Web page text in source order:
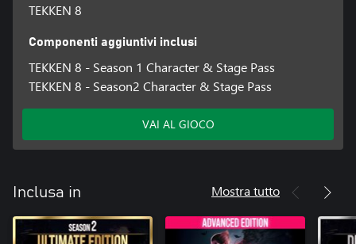
TEKKEN 8
Componenti aggiuntivi inclusi
TEKKEN 8 - Season 1 Character & Stage Pass
TEKKEN 8 - Season2 Character & Stage Pass
VAI AL GIOCO
Inclusa in Mostra tutto